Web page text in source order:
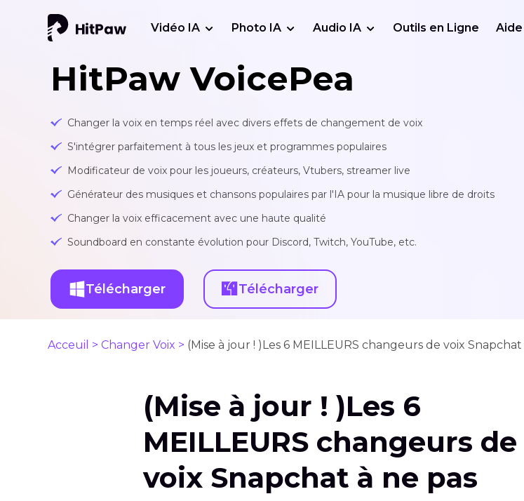
Vidéo IA Photo IA Audio IA Outils en Ligne
HitPaw VoicePea
Changer la voix en temps réel avec divers effets de changement de voix
S'intégrer parfaitement à tous les jeux et programmes populaires
Modificateur de voix pour les joueurs, créateurs, Vtubers, streamer live
Générateur des musiques et chansons populaires par l'IA pour la musique libre de droits
Changer la voix efficacement avec une haute qualité
Soundboard en constante évolution pour Discord, Twitch, YouTube, etc.
Télécharger Télécharger
Acceuil > Changer Voix > (Mise à jour ! )Les 6 MEILLEURS changeurs de voix
(Mise à jour ! )Les 6
MEILLEURS changeurs de
voix Snapchat à ne pas